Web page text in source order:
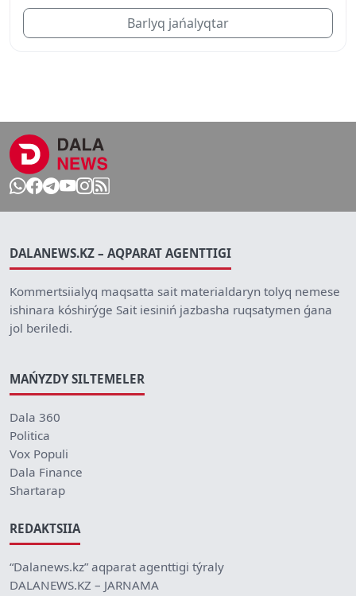
Barlyq jańalyqtar
DALANEWS.KZ – AQPARAT AGENTTIGI
Kommertsiialyq maqsatta sait materialdaryn tolyq nemese
ishinara kóshirýge Sait iesiniń jazbasha ruqsatymen ǵana
jol beriledi.
MAŃYZDY SILTEMELER
Dala 360
Politica
Vox Populi
Dala Finance
Shartarap
REDAKTSIIA
“Dalanews.kz” aqparat agenttigi týraly
DALANEWS.KZ – JARNAMA